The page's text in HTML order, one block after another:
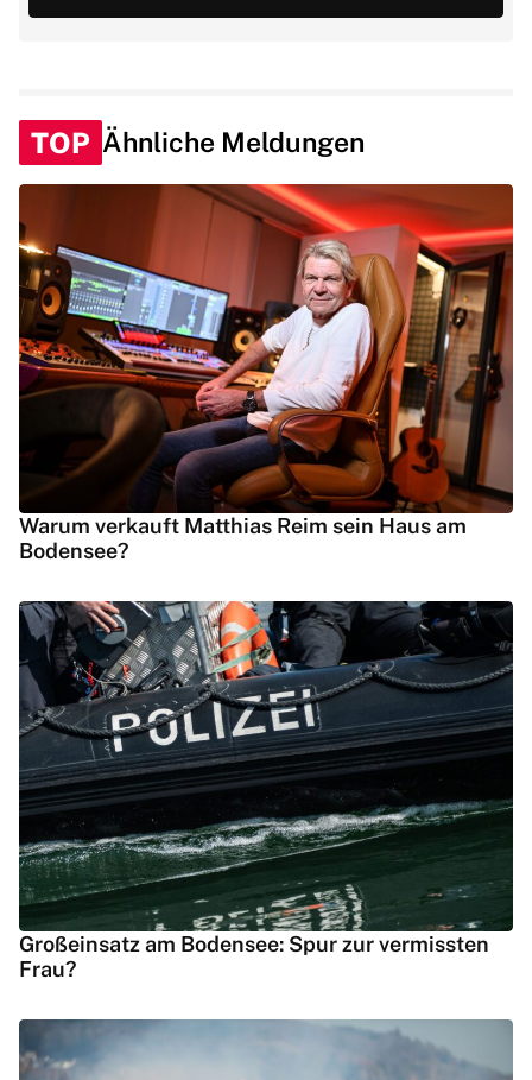
TOP Ähnliche Meldungen
Warum verkauft Matthias Reim sein Haus am
Bodensee?
Großeinsatz am Bodensee: Spur zur vermissten
Frau?